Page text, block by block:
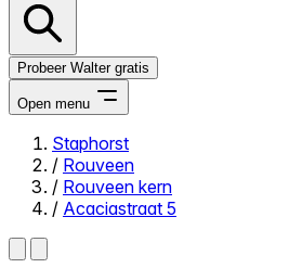
Probeer Walter gratis
Open menu
Close menu
Staphorst
/ Rouveen
/ Rouveen kern
/ Acaciastraat 5